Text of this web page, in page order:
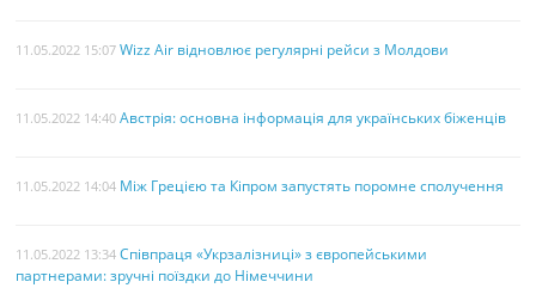
11.05.2022 15:07 Wizz Air відновлює регулярні рейси з Молдови
11.05.2022 14:40 Австрія: основна інформація для українських біженців
11.05.2022 14:04 Між Грецією та Кіпром запустять поромне сполучення
11.05.2022 13:34 Співпраця «Укрзалізниці» з європейськими
партнерами: зручні поїздки до Німеччини